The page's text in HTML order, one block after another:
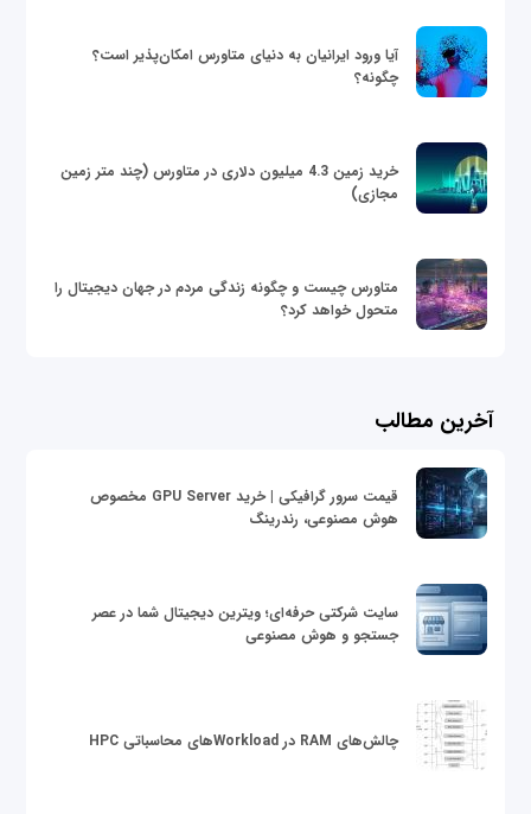
آیا ورود ایرانیان به دنیای متاورس امکان‌پذیر است؟
چگونه؟
خرید زمین 4.3 میلیون دلاری در متاورس (چند متر زمین
مجازی)
متاورس چیست و چگونه زندگی مردم در جهان دیجیتال را
متحول خواهد کرد؟
آخرین مطالب
قیمت سرور گرافیکی | خرید GPU Server مخصوص
هوش مصنوعی، رندرینگ
سایت شرکتی حرفه‌ای؛ ویترین دیجیتال شما در عصر
جستجو و هوش مصنوعی
چالش‌های RAM در Workloadهای محاسباتی HPC